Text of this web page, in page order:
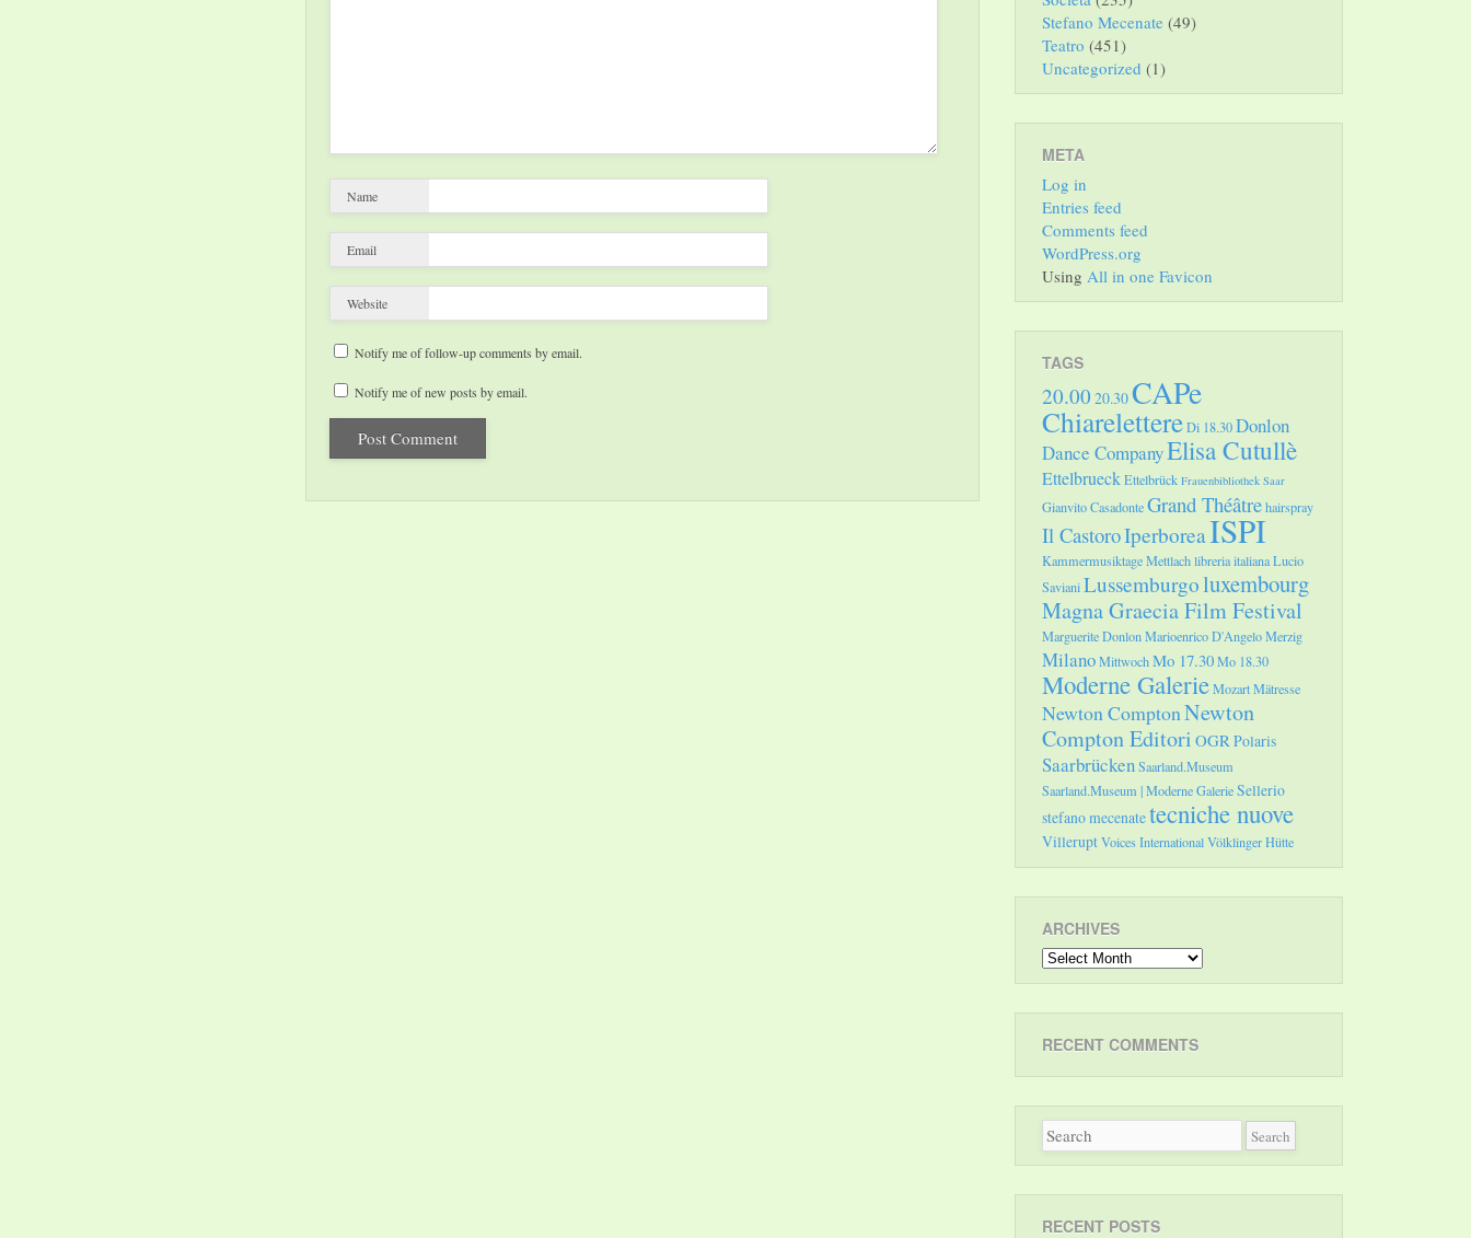
Name
Email
Website
Notify me of follow-up comments by email.
Notify me of new posts by email.
Stefano Mecenate (49)
Teatro (451)
Uncategorized (1)
META
Log in
Entries feed
Comments feed
WordPress.org
Using All in one Favicon
TAGS
20.00 20.30CAPe
ChiarelettereDi 18.30Donlon
Dance CompanyElisa Cutullè
EttelbrueckEttelbrück Frauenbibliothek Saar
Gianvito CasadonteGrand Théâtrehairspray
Il CastoroIperboreaISPI
Kammermusiktage Mettlachlibreria italianaLucio
SavianiLussemburgoluxembourg
Magna Graecia Film Festival
Marguerite DonlonMarioenrico D'AngeloMerzig
MilanoMittwochMo 17.30Mo 18.30
Moderne GalerieMozartMätresse
Newton ComptonNewton
Compton Editori OGRPolaris
SaarbrückenSaarland.Museum
Saarland.Museum | Moderne GalerieSellerio
stefano mecenatetecniche nuove
VilleruptVoices InternationalVölklinger Hütte
ARCHIVES
Archives
RECENT COMMENTS
RECENT POSTS